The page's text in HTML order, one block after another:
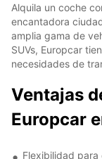
Alquila un coche
encantadora
amplia gama de
SUVs, Europcar
necesidades de
Ventajas
Europcar
Flexibilidad